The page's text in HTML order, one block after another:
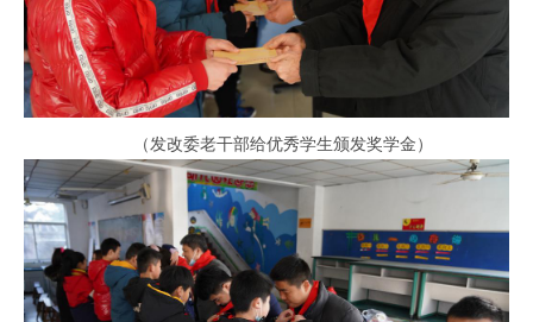
（发改委老干部给优秀学生颁发奖学金）